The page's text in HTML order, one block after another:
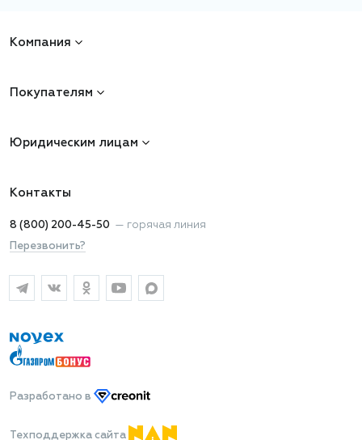
Компания
Покупателям
Юридическим лицам
Контакты
8 (800) 200-45-50 — горячая линия
Перезвонить?
Разработано в
Техподдержка сайта